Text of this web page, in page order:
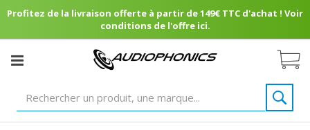
Profitez de la livraison offerte à partir de 149€ TTC d'achat ! Voir
conditions de l'offre ici.